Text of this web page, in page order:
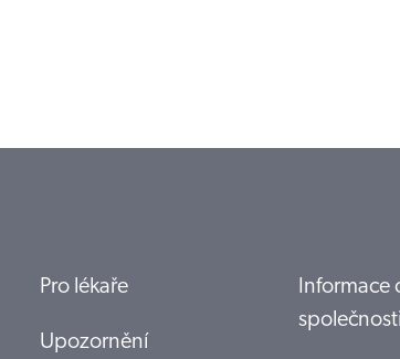
Pro lékaře
Upozornění
Informace